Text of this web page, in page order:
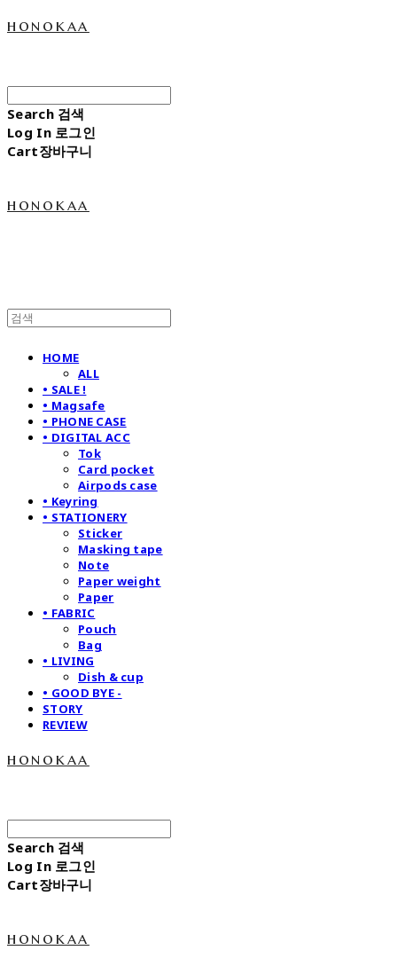
honokaa
Search 검색
Log In 로그인
Cart장바구니
honokaa
HOME
ALL
• SALE !
• Magsafe
• PHONE CASE
• DIGITAL ACC
Tok
Card pocket
Airpods case
• Keyring
• STATIONERY
Sticker
Masking tape
Note
Paper weight
Paper
• FABRIC
Pouch
Bag
• LIVING
Dish & cup
• GOOD BYE -
STORY
REVIEW
honokaa
Search 검색
Log In 로그인
Cart장바구니
honokaa